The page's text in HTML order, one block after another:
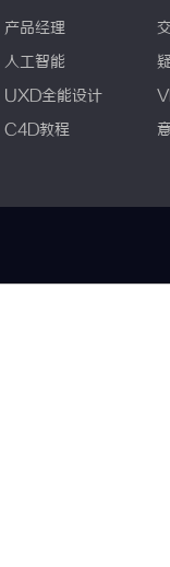
产品经理
人工智能
UXD全能设计
C4D教程